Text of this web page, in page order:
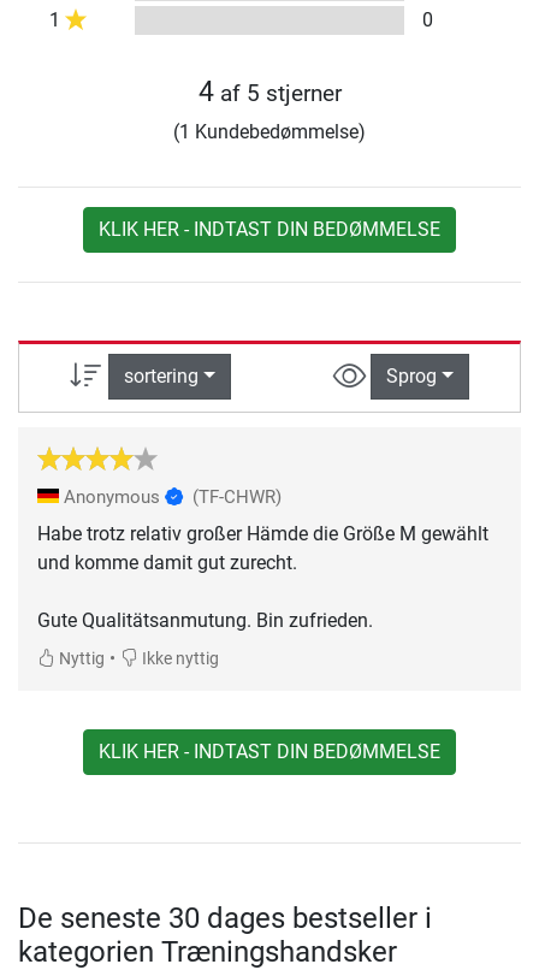
1
0
4af 5 stjerner
(1 Kundebedømmelse)
KLIK HER - INDTAST DIN BEDØMMELSE
sortering Sprog
Anonymous (TF-CHWR)
Habe trotz relativ großer Hämde die Größe M gewählt
und komme damit gut zurecht.
Gute Qualitätsanmutung. Bin zufrieden.
Nyttig • Ikke nyttig
KLIK HER - INDTAST DIN BEDØMMELSE
De seneste 30 dages bestseller i
kategorien Træningshandsker